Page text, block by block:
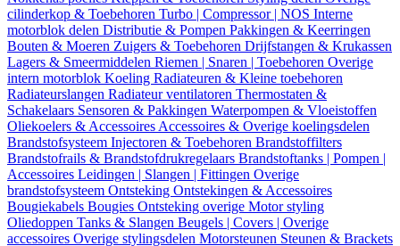
cilinderkop & Toebehoren Turbo | Compressor | NOS Interne
motorblok delen Distributie & Pompen Pakkingen & Keerringen
Bouten & Moeren Zuigers & Toebehoren Drijfstangen & Krukassen
Lagers & Smeermiddelen Riemen | Snaren | Toebehoren Overige
intern motorblok Koeling Radiateuren & Kleine toebehoren
Radiateurslangen Radiateur ventilatoren Thermostaten &
Schakelaars Sensoren & Pakkingen Waterpompen & Vloeistoffen
Oliekoelers & Accessoires Accessoires & Overige koelingsdelen
Brandstofsysteem Injectoren & Toebehoren Brandstoffilters
Brandstofrails & Brandstofdrukregelaars Brandstoftanks | Pompen |
Accessoires Leidingen | Slangen | Fittingen Overige
brandstofsysteem Ontsteking Ontstekingen & Accessoires
Bougiekabels Bougies Ontsteking overige Motor styling
Oliedoppen Tanks & Slangen Beugels | Covers | Overige
accessoires Overige stylingsdelen Motorsteunen Steunen & Brackets